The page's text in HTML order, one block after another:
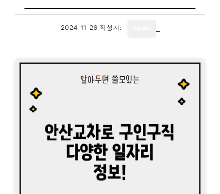
2024-11-26 작성자: